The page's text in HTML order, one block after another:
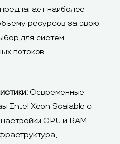
наиболее
ресурсов за свою
для систем
потоков.
Современные
Intel Xeon Scalable с
CPU и RAM.